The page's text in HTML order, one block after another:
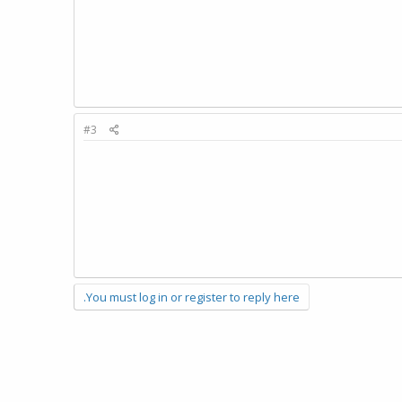
#3
You must log in or register to reply here.